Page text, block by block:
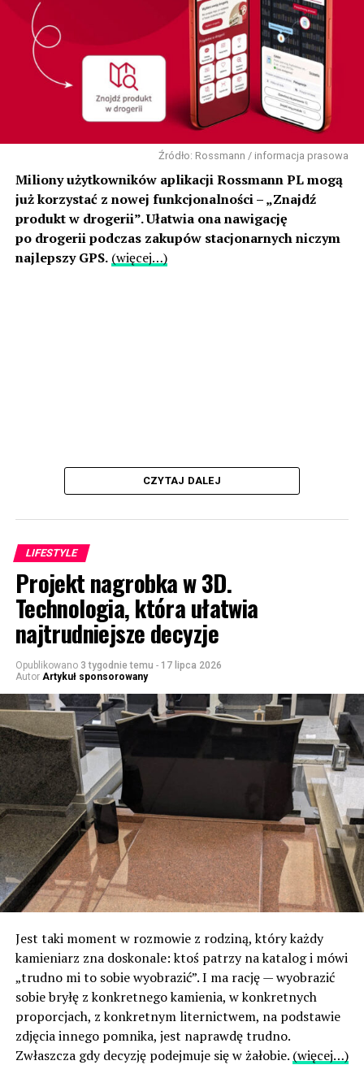
Źródło: Rossmann / informacja prasowa
Miliony użytkowników aplikacji Rossmann PL mogą
już korzystać z nowej funkcjonalności – „Znajdź
produkt w drogerii”. Ułatwia ona nawigację
po drogerii podczas zakupów stacjonarnych niczym
najlepszy GPS. (więcej…)
CZYTAJ DALEJ
LIFESTYLE
Projekt nagrobka w 3D.
Technologia, która ułatwia
najtrudniejsze decyzje
Opublikowano 3 tygodnie temu - 17 lipca 2026
Autor Artykuł sponsorowany
Jest taki moment w rozmowie z rodziną, który każdy
kamieniarz zna doskonale: ktoś patrzy na katalog i mówi
„trudno mi to sobie wyobrazić”. I ma rację — wyobrazić
sobie bryłę z konkretnego kamienia, w konkretnych
proporcjach, z konkretnym liternictwem, na podstawie
zdjęcia innego pomnika, jest naprawdę trudno.
Zwłaszcza gdy decyzję podejmuje się w żałobie. (więcej…)